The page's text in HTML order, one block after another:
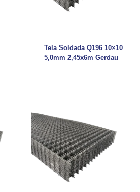
Tela Soldada Q196 10×10
5,0mm 2,45x6m Gerdau